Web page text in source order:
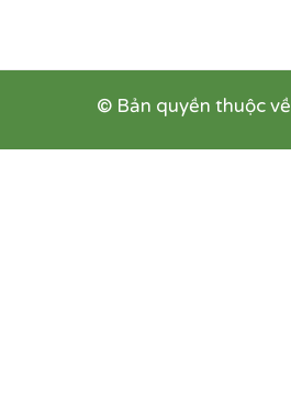
© Bản quyền thuộc về